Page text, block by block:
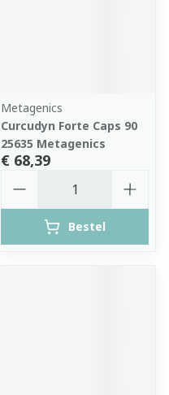
Metagenics
Curcudyn Forte Caps 90
25635 Metagenics
€ 68,39
Bestel